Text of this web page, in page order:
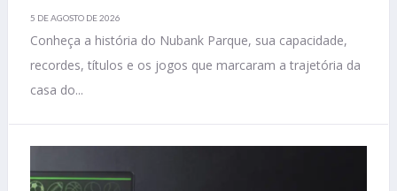
5 DE AGOSTO DE 2026
Conheça a história do Nubank Parque, sua capacidade,
recordes, títulos e os jogos que marcaram a trajetória da
casa do...